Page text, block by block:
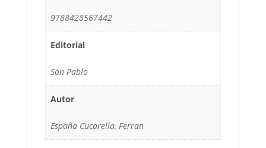
9788428567442
Editorial
San Pablo
Autor
España Cucarella, Ferran